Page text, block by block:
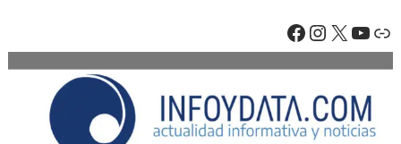
content
Facebook
X